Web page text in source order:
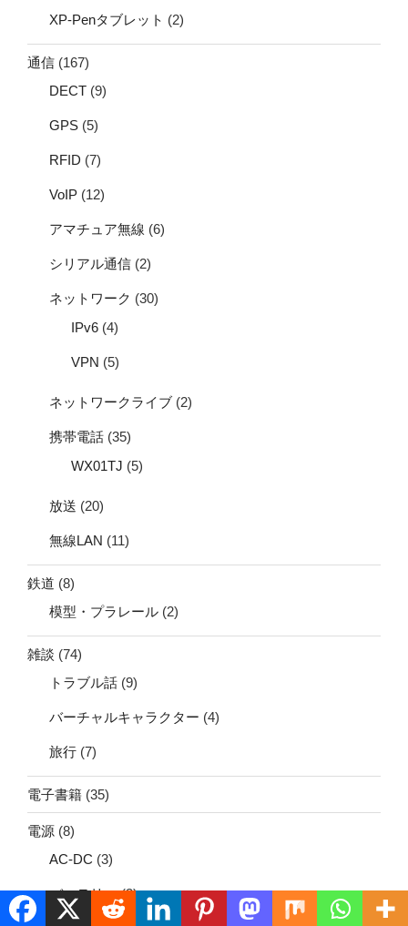
XP-Penタブレット (2)
通信 (167)
DECT (9)
GPS (5)
RFID (7)
VoIP (12)
アマチュア無線 (6)
シリアル通信 (2)
ネットワーク (30)
IPv6 (4)
VPN (5)
ネットワークライブ (2)
携帯電話 (35)
WX01TJ (5)
放送 (20)
無線LAN (11)
鉄道 (8)
模型・プラレール (2)
雑談 (74)
トラブル話 (9)
バーチャルキャラクター (4)
旅行 (7)
電子書籍 (35)
電源 (8)
AC-DC (3)
バッテリー(3)